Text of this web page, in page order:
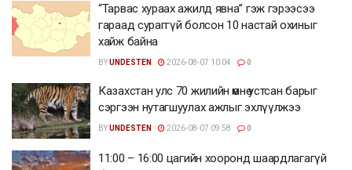
“Тарвас хураах ажилд явна” гэж гэрээсээ
гараад сураггүй болсон 10 настай охиныг
хайж байна
BYUNDESTEN 2026-08-07 10:04 0
Казахстан улс 70 жилийн өмнө устсан барыг
сэргээн нутагшуулах ажлыг эхлүүлжээ
BYUNDESTEN 2026-08-07 09:58 0
11:00 – 16:00 цагийн хооронд шаардлагагүй